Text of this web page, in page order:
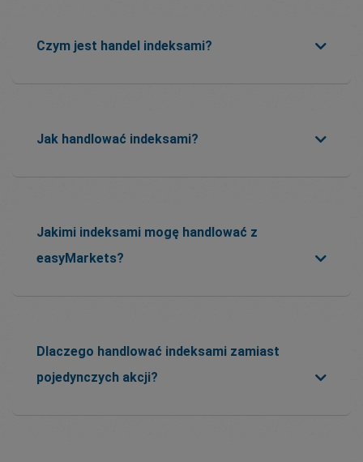
Czym jest handel indeksami?
Jak handlować indeksami?
Jakimi indeksami mogę handlować z
easyMarkets?
Dlaczego handlować indeksami zamiast
pojedynczych akcji?